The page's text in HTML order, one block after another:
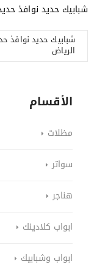
شبابيك حديد نوافذ
شبابيك حديد نوافذ
الرياض
الأقسام
مظلات
سواتر
هناجر
ابواب كلادينك
ابواب وشبابيك